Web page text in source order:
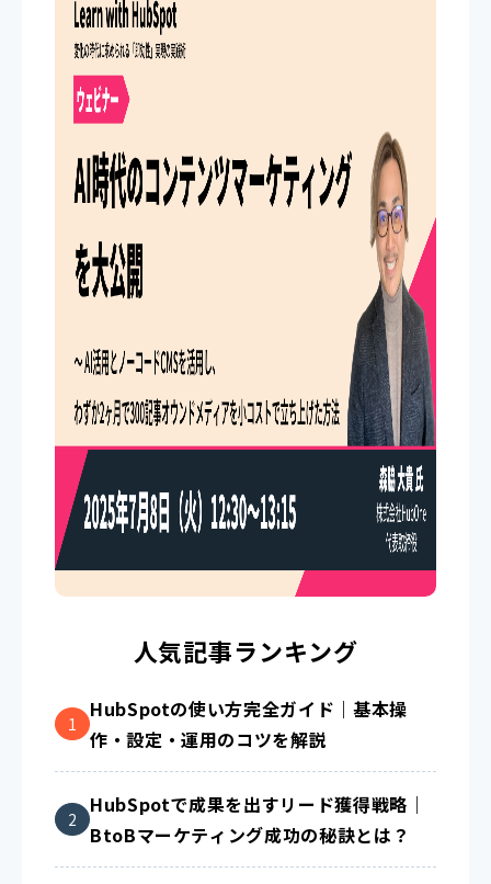
人気記事ランキング
HubSpotの使い方完全ガイド｜基本操
作・設定・運用のコツを解説
HubSpotで成果を出すリード獲得戦略｜
BtoBマーケティング成功の秘訣とは？